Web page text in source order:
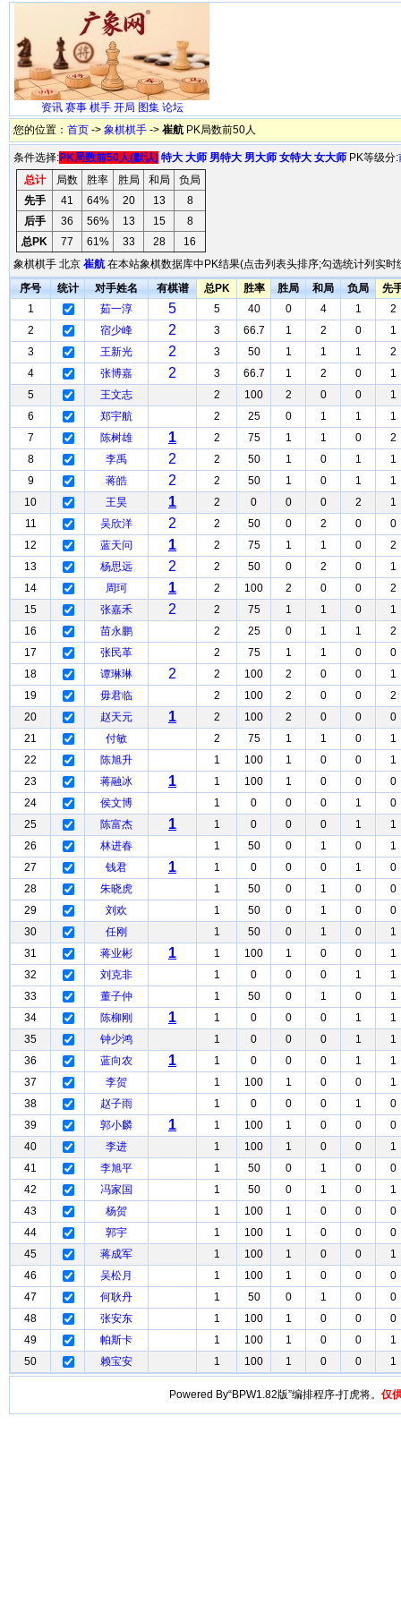
资讯 赛事 棋手 开局 图集 论坛
您的位置： 首页 -> 象棋棋手 -> 崔航 PK局数前50人
条件选择:PK局数前50人(默认) 特大 大师 男特大 男大师 女特大 女大师 PK等级分:
总计
局数 胜率 胜局 和局
负局
先手
41 64% 20 13
8
后手
36 56% 13 15
8
总PK
77 61% 33 28
16
象棋棋手 北京 崔航 在本站象棋数据库中PK结果(点击列表头排序;勾选统计列实
序号
统计 对手姓名 有棋谱 总PK 胜率 胜局 和局 负局
先
1
茹一淳 5 5 40 0 4 1
2
2
宿少峰 2 3 66.7 1 2 0
1
3
王新光 2 3 50 1 1 1
2
4
张博嘉 2 3 66.7 1 2 0
1
5
王文志 2 100 2 0 0
1
6
郑宇航 2 25 0 1 1
1
7
陈树雄 1 2 75 1 1 0
2
8
李禹 2 2 50 1 0 1
1
9
蒋皓 2 2 50 1 0 1
1
10
王昊 1 2 0 0 0 2
1
11
吴欣洋 2 2 50 0 2 0
0
12
蓝天问 1 2 75 1 1 0
2
13
杨思远 2 2 50 0 2 0
1
14
周珂 1 2 100 2 0 0
2
15
张嘉禾 2 2 75 1 1 0
1
16
苗永鹏 2 25 0 1 1
2
17
张民革 2 75 1 1 0
0
18
谭琳琳 2 2 100 2 0 0
1
19
毋君临 2 100 2 0 0
2
20
赵天元 1 2 100 2 0 0
0
21
付敏 2 75 1 1 0
1
22
陈旭升 1 100 1 0 0
1
23
蒋融冰 1 1 100 1 0 0
0
24
侯文博 1 0 0 0 1
0
25
陈富杰 1 1 0 0 0 1
1
26
林进春 1 50 0 1 0
1
27
钱君 1 1 0 0 0 1
0
28
朱晓虎 1 50 0 1 0
0
29
刘欢 1 50 0 1 0
0
30
任刚 1 50 0 1 0
1
31
蒋业彬 1 1 100 1 0 0
1
32
刘克非 1 0 0 0 1
1
33
董子仲 1 50 0 1 0
1
34
陈柳刚 1 1 0 0 0 1
1
35
钟少鸿 1 0 0 0 1
1
36
蓝向农 1 1 0 0 0 1
1
37
李贺 1 100 1 0 0
1
38
赵子雨 1 0 0 0 1
0
39
郭小麟 1 1 100 1 0 0
0
40
李进 1 100 1 0 0
1
41
李旭平 1 50 0 1 0
0
42
冯家国 1 50 0 1 0
1
43
杨贺 1 100 1 0 0
0
44
郭宇 1 100 1 0 0
0
45
蒋成军 1 100 1 0 0
1
46
吴松月 1 100 1 0 0
0
47
何耿丹 1 50 0 1 0
0
48
张安东 1 100 1 0 0
0
49
帕斯卡 1 100 1 0 0
1
50
赖宝安 1 100 1 0 0 1
Powered By“BPW1.82版”编排程序-打虎将。 仅